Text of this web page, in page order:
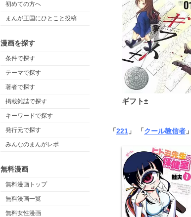
初めての方へ
まんが王国にひとこと投稿
漫画を探す
条件で探す
テーマで探す
著者で探す
掲載雑誌で探す
キーワードで探す
発行元で探す
みんなのまんがレポ
無料漫画
無料漫画トップ
無料漫画一覧
無料女性漫画
ギフト±
「221 」 「クール教信者 」